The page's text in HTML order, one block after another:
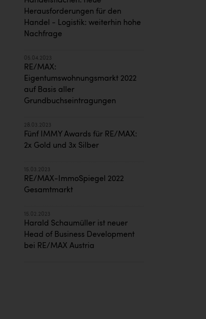
Herausforderungen für den
Handel - Logistik: weiterhin hohe
Nachfrage
05.04.2023
RE/MAX:
Eigentumswohnungsmarkt 2022
auf Basis aller
Grundbuchseintragungen
28.03.2023
Fünf IMMY Awards für RE/MAX:
2x Gold und 3x Silber
15.03.2023
RE/MAX-ImmoSpiegel 2022
Gesamtmarkt
15.02.2023
Harald Schaumüller ist neuer
Head of Business Development
bei RE/MAX Austria